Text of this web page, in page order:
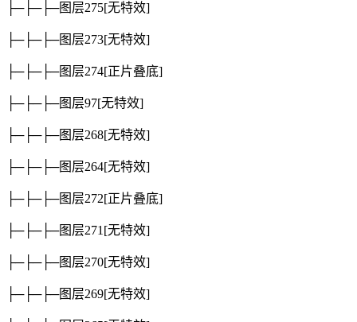
├─├─├─图层275[无特效]
├─├─├─图层273[无特效]
├─├─├─图层274[正片叠底]
├─├─├─图层97[无特效]
├─├─├─图层268[无特效]
├─├─├─图层264[无特效]
├─├─├─图层272[正片叠底]
├─├─├─图层271[无特效]
├─├─├─图层270[无特效]
├─├─├─图层269[无特效]